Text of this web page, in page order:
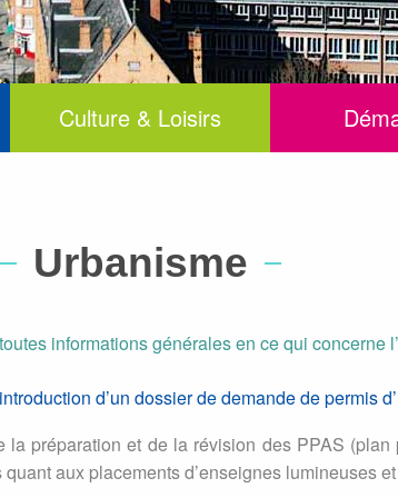
Culture & Loisirs
Urbanisme
informations générales en ce qui concerne
d’un dossier de demande de permis
la préparation et de la révision des PPAS
aux placements d’enseignes lumineuses